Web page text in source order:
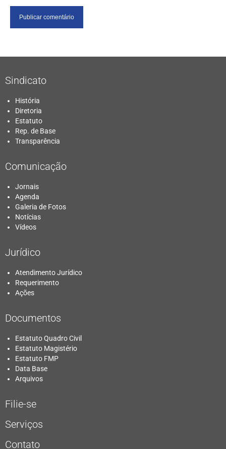
Sindicato
História
Diretoria
Estatuto
Rep. de Base
Transparência
Comunicação
Jornais
Agenda
Galeria de Fotos
Notícias
Vídeos
Jurídico
Atendimento Jurídico
Requerimento
Ações
Documentos
Estatuto Quadro Civil
Estatuto Magistério
Estatuto FMP
Data Base
Arquivos
Filie-se
Serviços
Contato